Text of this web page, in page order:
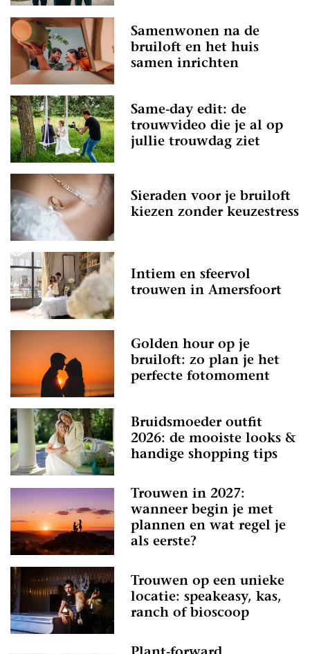
Samenwonen na de
bruiloft en het huis
samen inrichten
Same-day edit: de
trouwvideo die je al op
jullie trouwdag ziet
Sieraden voor je bruiloft
kiezen zonder keuzestress
Intiem en sfeervol
trouwen in Amersfoort
Golden hour op je
bruiloft: zo plan je het
perfecte fotomoment
Bruidsmoeder outfit
2026: de mooiste looks &
handige shopping tips
Trouwen in 2027:
wanneer begin je met
plannen en wat regel je
als eerste?
Trouwen op een unieke
locatie: speakeasy, kas,
ranch of bioscoop